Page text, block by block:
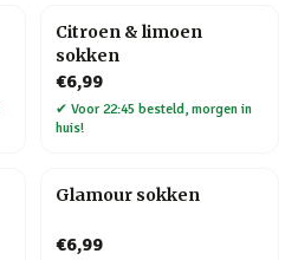
Citroen & limoen
sokken
€6,99
✔ Voor 22:45 besteld, morgen in
huis!
Glamour sokken
€6,99